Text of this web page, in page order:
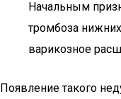
Начальным
тромбоза
варикозное
Появление такого